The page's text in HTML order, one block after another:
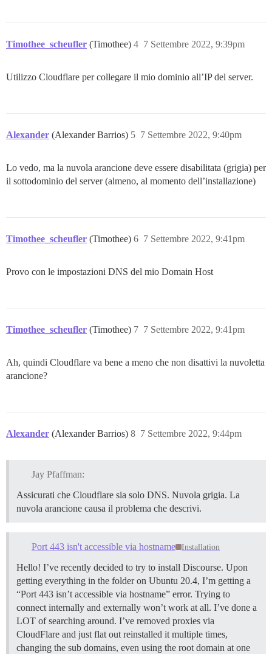
Timothee_scheufler (Timothee) 7 Settembre 2022, 9:39pm
4
Utilizzo Cloudflare per collegare il mio dominio all’IP del server.
Alexander (Alexander Barrios) 7 Settembre 2022, 9:40pm
5
Lo vedo, ma la nuvola arancione deve essere disabilitata (grigia) per
il sottodominio del server (almeno, al momento dell’installazione)
Timothee_scheufler (Timothee) 7 Settembre 2022, 9:41pm
6
Provo con le impostazioni DNS del mio Domain Host
Timothee_scheufler (Timothee) 7 Settembre 2022, 9:41pm
7
Ah, quindi Cloudflare va bene a meno che non disattivi la nuvoletta
arancione?
Alexander (Alexander Barrios) 7 Settembre 2022, 9:44pm
8
Jay Pfaffman:
Assicurati che Cloudflare sia solo DNS. Nuvola grigia. La
nuvola arancione causa il problema che descrivi.
Port 443 isn't accessible via hostname Installation
Hello! I’ve recently decided to try to install Discourse. Upon
getting everything in the folder on Ubuntu 20.4, I’m getting a
“Port 443 isn’t accessible via hostname” error. Trying to
connect internally and externally won’t work at all. I’ve done a
LOT of searching around. I’ve removed proxies via
CloudFlare and just flat out reinstalled it multiple times,
changing the sub domains, even using the root domain at one